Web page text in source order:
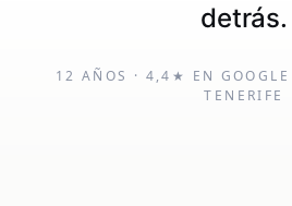
detrás.
12 AÑOS · 4,4★ EN
TENERIFE